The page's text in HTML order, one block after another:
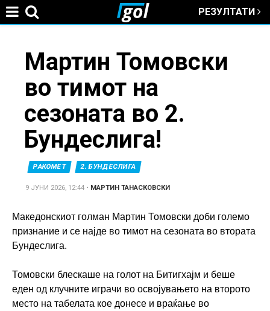
РЕЗУЛТАТИ
here
Мартин Томовски
во тимот на
сезоната во 2.
Бундеслига!
РАКОМЕТ 2. БУНДЕСЛИГА
9 ЈУНИ 2026, 12:44 • МАРТИН ТАНАСКОВСКИ
Македонскиот голман Мартин Томовски доби големо
признание и се најде во тимот на сезоната во втората
Бундеслига.
Томовски блескаше на голот на Битигхајм и беше
еден од клучните играчи во освојувањето на второто
место на табелата кое донесе и враќање во